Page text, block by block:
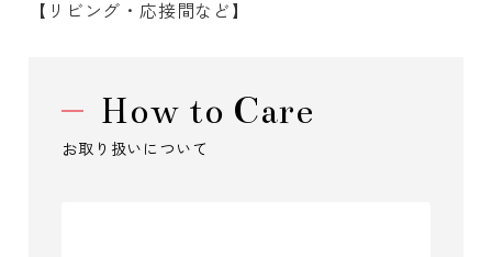
【リビング・応接間など】
How to Care
お取り扱いについて